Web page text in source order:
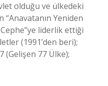
olduğu ve ülkedeki
Yeniden
liderlik ettiği
(1991’den beri);
(Gelişen 77 Ülke);